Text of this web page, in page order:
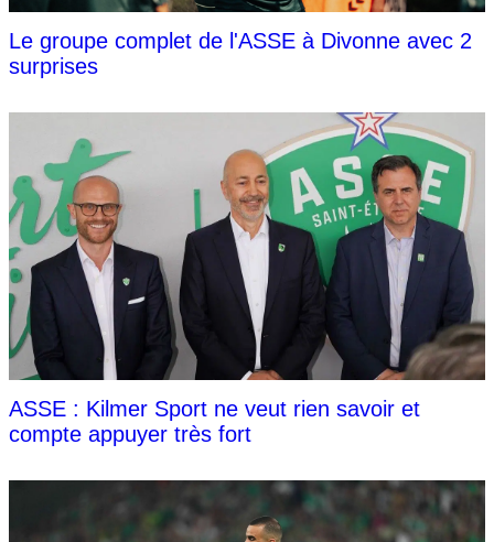
Le groupe complet de l'ASSE à Divonne avec 2
surprises
ASSE : Kilmer Sport ne veut rien savoir et
compte appuyer très fort